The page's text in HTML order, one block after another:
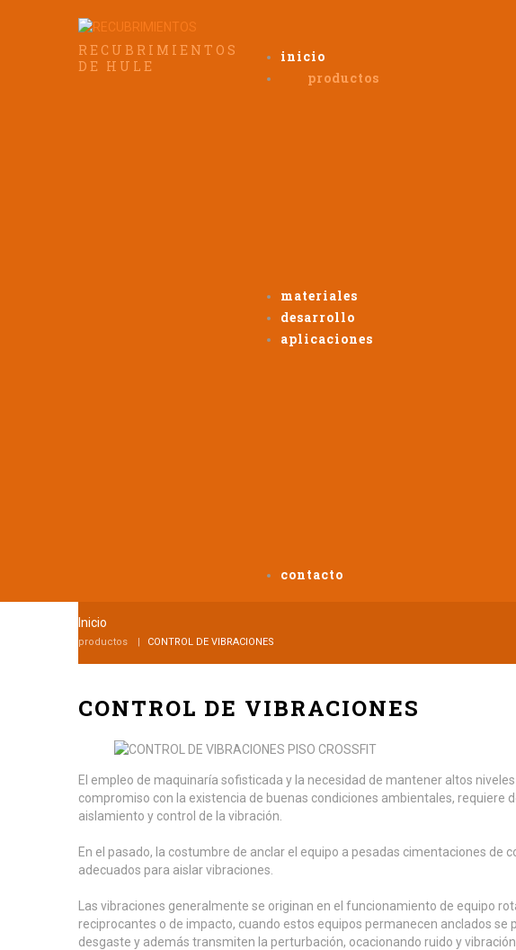
RECUBRIMIENTOS
DE HULE
inicio
productos
materiales
desarrollo
aplicaciones
contacto
Inicio
productos CONTROL DE VIBRACIONES
CONTROL DE VIBRACIONES
El empleo de maquinaría sofisticada y la necesidad de mantener altos
compromiso con la existencia de buenas condiciones ambientales, requiere
aislamiento y control de la vibración.
En el pasado, la costumbre de anclar el equipo a pesadas cimentaciones de
adecuados para aislar vibraciones.
Las vibraciones generalmente se originan en el funcionamiento de equipo
reciprocantes o de impacto, cuando estos equipos permanecen anclados
desgaste y además transmiten la perturbación, ocacionando ruido y